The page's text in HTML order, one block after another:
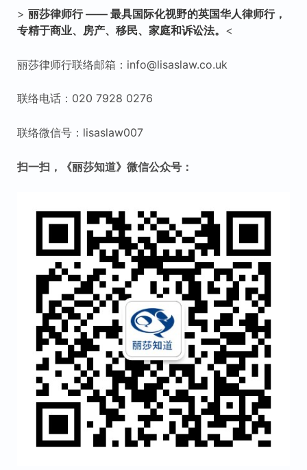
> 丽莎律师行—— 最具国际化视野的英国华人律师行，
专精于商业、房产、移民、家庭和诉讼法。 <
丽莎律师行联络邮箱：info@lisaslaw.co.uk
联络电话：020 7928 0276
联络微信号：lisaslaw007
扫一扫，《丽莎知道》微信公众号：